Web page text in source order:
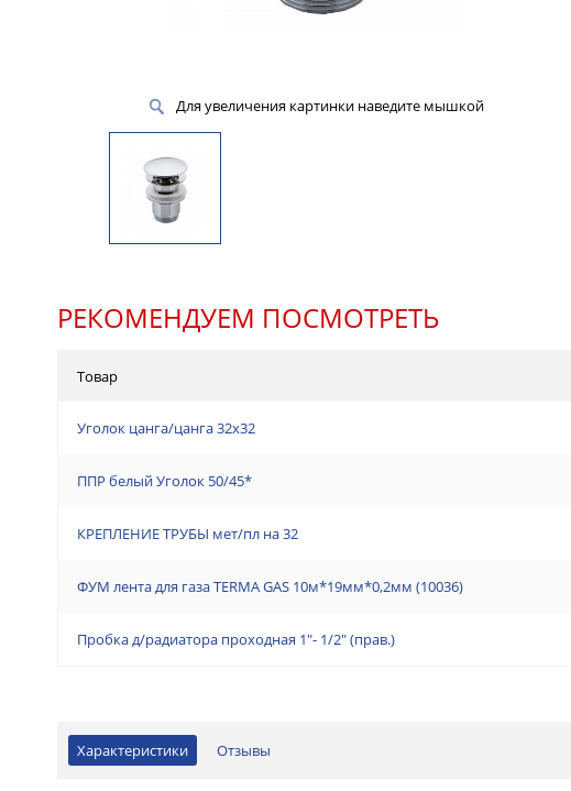
Для увеличения картинки наведите мышкой
РЕКОМЕНДУЕМ ПОСМОТРЕТЬ
Товар
Уголок цанга/цанга 32х32
ППР белый Уголок 50/45*
КРЕПЛЕНИЕ ТРУБЫ мет/пл на 32
ФУМ лента для газа TERMA GAS 10м*19мм*0,2мм (10036)
Пробка д/радиатора проходная 1"- 1/2" (прав.)
Характеристики Отзывы